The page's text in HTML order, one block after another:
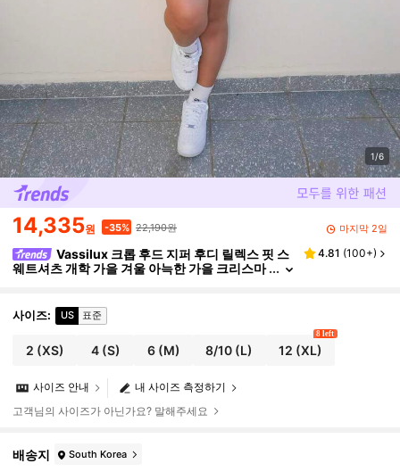
1/6
14,335원 -35% 22,190원 마지막 2일
Vassilux 크롭 후드 지퍼 후디 릴렉스 핏 스
웨트셔츠 개학 가을 겨울 아늑한 가을 크리스마
4.81 (100+)
사이즈: US 표준
2 (XS) 4(S) 6(M) 8/10 (L) 12 (XL)
8 left
내 사이즈 측정하기
사이즈 안내
고객님의 사이즈가 아닌가요? 말해주세요
배송지 South Korea